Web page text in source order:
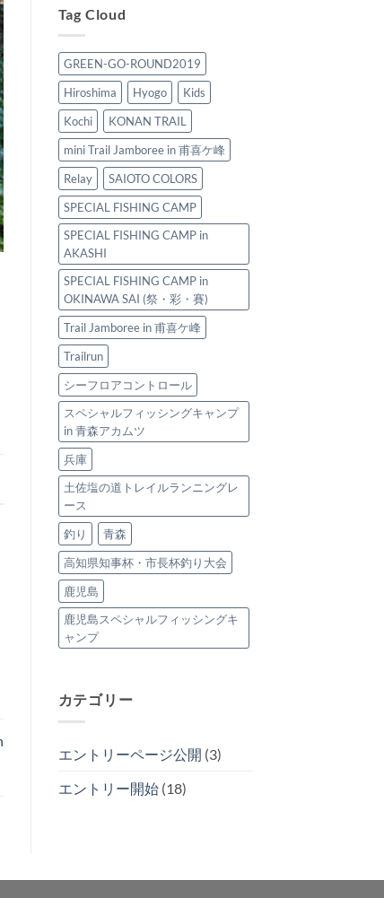
と
と
や
ら
ぎ
ト
レ
イ
ル
～
は
は
始]
青
森
ス
ペ
シ
ャ
ル
フ
ィ
ッ
シ
ン
キ
ャ
ン
プ
2025
は
Tag Cloud
GREEN-GO-ROUND2019
Hiroshima
Hyogo
Kids
Kochi
KONAN TRAIL
mini Trail Jamboree in 甫喜ケ峰
Relay
SAIOTO COLORS
SPECIAL FISHING CAMP
SPECIAL FISHING CAMP in
AKASHI
SPECIAL FISHING CAMP in
OKINAWA SAI (祭・彩・賽)
Trail Jamboree in 甫喜ケ峰
Trailrun
シーフロアコントロール
スペシャルフィッシングキャンプ
in 青森アカムツ
兵庫
土佐塩の道トレイルランニングレ
ース
釣り
青森
高知県知事杯・市長杯釣り大会
鹿児島
鹿児島スペシャルフィッシングキ
ャンプ
カテゴリー
エントリーページ公開 (3)
エントリー開始(18)